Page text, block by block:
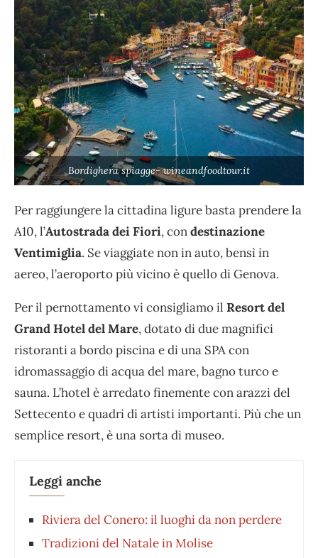
Bordighera spiagge- wineandfoodtour.it
Per raggiungere la cittadina ligure basta prendere la
A10, l’Autostrada dei Fiori, condestinazione
Ventimiglia. Se viaggiate non in auto, bensì in
aereo, l’aeroporto più vicino è quello di Genova.
Per il pernottamento vi consigliamo il Resort del
Grand Hotel del Mare, dotato di due magnifici
ristoranti a bordo piscina e di una SPA con
idromassaggio di acqua del mare, bagno turco e
sauna. L’hotel è arredato finemente con arazzi del
Settecento e quadri di artisti importanti. Più che un
semplice resort, è una sorta di museo.
Leggi anche
Riviera del Conero: il luoghi da non perdere
Tradizioni del Natale in Molise